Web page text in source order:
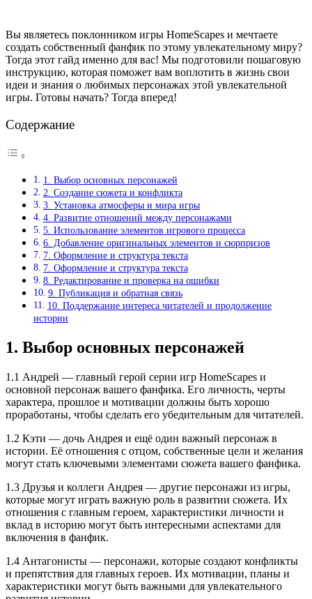
Вы являетесь поклонником игры HomeScapes и мечтаете
создать собственный фанфик по этому увлекательному миру?
Тогда этот гайд именно для вас! Мы подготовили пошаговую
инструкцию, которая поможет вам воплотить в жизнь свои
идеи и знания о любимых персонажах этой увлекательной
игры. Готовы начать? Тогда вперед!
Содержание
1. Выбор основных персонажей
2. Создание сюжета и конфликта
3. Установка атмосферы и мира игры
4. Развитие отношений между персонажами
5. Использование элементов игрового процесса
6. Добавление оригинальных элементов и сюрпризов
7. Оформление и структура текста
7. Оформление и структура текста
8. Редактирование и проверка на ошибки
9. Публикация и обратная связь
10. Поддержание интереса читателей и продолжение
истории
1. Выбор основных персонажей
1.1 Андрей — главный герой серии игр HomeScapes и
основной персонаж вашего фанфика. Его личность, черты
характера, прошлое и мотивации должны быть хорошо
проработаны, чтобы сделать его убедительным для читателей.
1.2 Кэти — дочь Андрея и ещё один важный персонаж в
истории. Её отношения с отцом, собственные цели и желания
могут стать ключевыми элементами сюжета вашего фанфика.
1.3 Друзья и коллеги Андрея — другие персонажи из игры,
которые могут играть важную роль в развитии сюжета. Их
отношения с главным героем, характеристики личности и
вклад в историю могут быть интересными аспектами для
включения в фанфик.
1.4 Антагонисты — персонажи, которые создают конфликты
и препятствия для главных героев. Их мотивации, планы и
характеристики могут быть важными для увлекательного